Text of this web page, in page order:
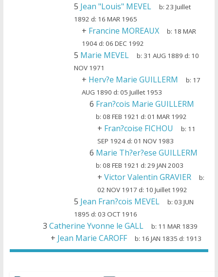
5 Jean "Louis" MEVEL b:23 Juillet
1892 d: 16 MAR 1965
+ Francine MOREAUX b: 18 MAR
1904d: 06 DEC 1992
5 Marie MEVEL b: 31 AUG 1889 d: 10
NOV 1971
+ Herv?e Marie GUILLERM b: 17
AUG 1890 d: 05 Juillet 1953
6 Fran?cois Marie GUILLERM
b:08 FEB 1921 d:01 MAR 1992
+ Fran?coise FICHOU b: 11
SEP 1924d: 01 NOV 1983
6 Marie Th?er?ese GUILLERM
b:08 FEB 1921 d:29 JAN 2003
+ Victor Valentin GRAVIER
b:
02 NOV 1917 d: 10 Juillet 1992
5 Jean Fran?cois MEVEL b:03 JUN
1895 d: 03 OCT 1916
3 Catherine Yvonne le GALL b: 11 MAR 1839
+ Jean Marie CAROFF b: 16 JAN 1835 d: 1913